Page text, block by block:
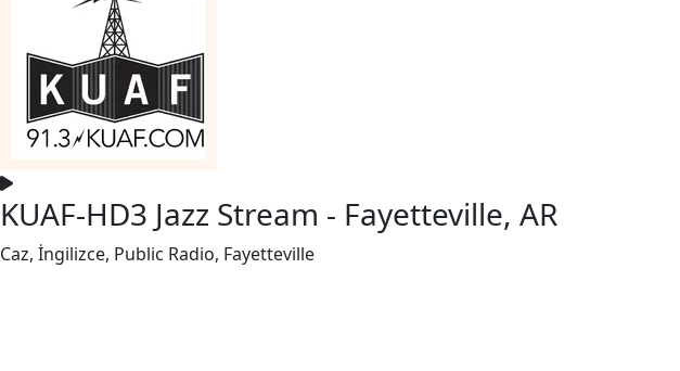
KUAF-HD3 Jazz Stream - Fayetteville, AR
Caz, İngilizce, Public Radio, Fayetteville